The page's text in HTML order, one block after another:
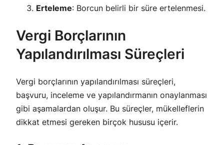
Erteleme: Borcun belirli bir süre ertelenmesi.
Vergi Borçlarının
Yapılandırılması Süreçleri
Vergi borçlarının yapılandırılması süreçleri,
başvuru, inceleme ve yapılandırmanın onaylanması
gibi aşamalardan oluşur. Bu süreçler, mükelleflerin
dikkat etmesi gereken birçok hususu içerir.